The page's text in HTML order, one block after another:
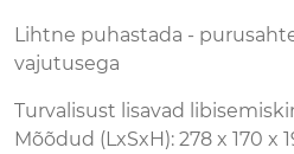
Lihtne puhastada -
vajutusega
Turvalisust lisavad
Mõõdud (LxSxH): 278 x 170 x